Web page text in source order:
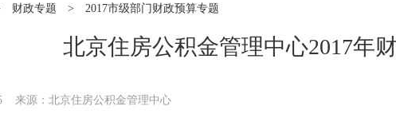
财政专题 > 2017市级部门财政预算专题
北京住房公积金管理中心2017年
来源：北京住房公积金管理中心